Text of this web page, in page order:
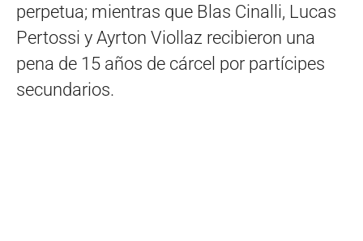
perpetua; mientras que Blas Cinalli, Lucas
Pertossi y Ayrton Viollaz recibieron una
pena de 15 años de cárcel por partícipes
secundarios.